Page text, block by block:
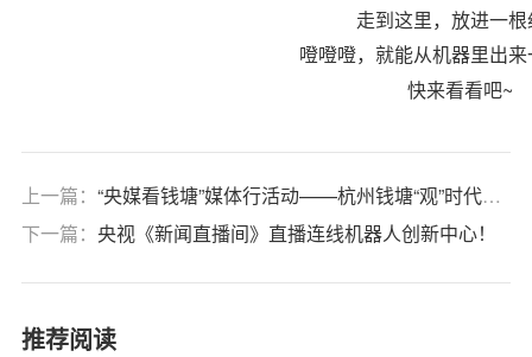
走到这里，放进一
噔噔噔，就能从机器里出
快来看看吧~
上一篇： “央媒看钱塘”媒体行活动——杭州钱塘“观”时代潮涌：以全域创新撬动全域共富
下一篇： 央视《新闻直播间》直播连线机器人创新中心！
推荐阅读